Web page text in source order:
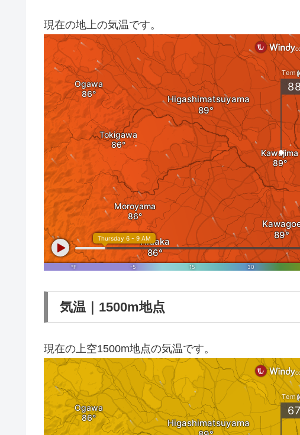
現在の地上の気温です。
気温｜1500m地点
現在の上空1500m地点の気温です。